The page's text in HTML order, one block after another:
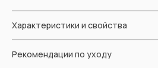
Характеристики и свойства
Рекомендации по уходу